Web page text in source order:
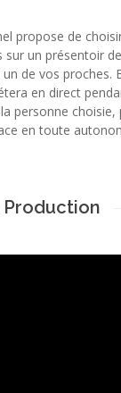
propose de
sur un présentoir
de vos proches.
en direct
personne
en toute
Production